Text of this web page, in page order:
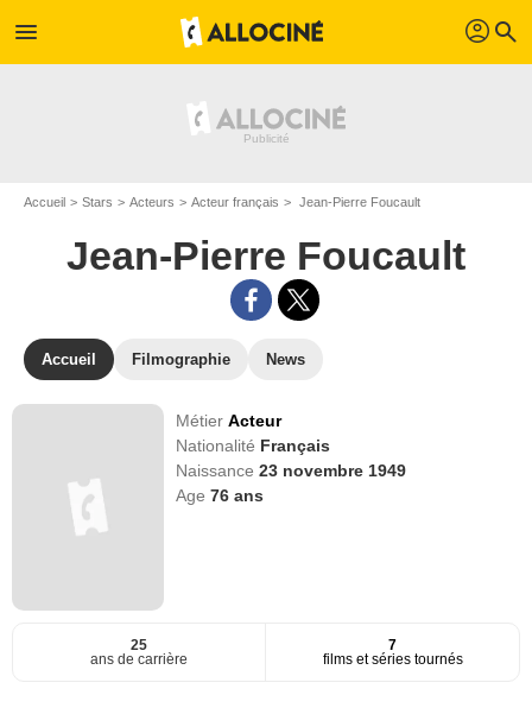
menu profil search
Accueil Stars Acteurs Acteur français Jean-Pierre Foucault
Jean-Pierre Foucault
Accueil Filmographie News
MétierActeur
Nationalité Français
Naissance23 novembre 1949
Age76 ans
25
ans de carrière
7
films et séries tournés